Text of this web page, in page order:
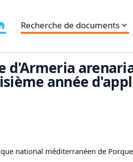
Recherche de documents
d'Armeria
année
national méditerranéen de